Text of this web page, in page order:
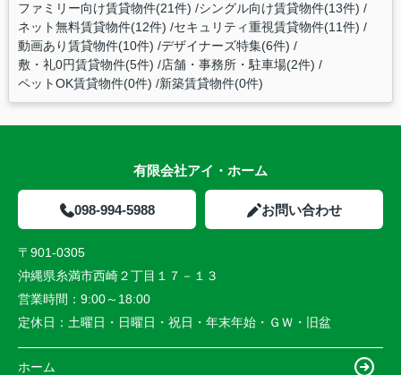
ファミリー向け賃貸物件(21件) シングル向け賃貸物件(13件)
ネット無料賃貸物件(12件) セキュリティ重視賃貸物件(11件)
動画あり賃貸物件(10件) デザイナーズ特集(6件)
敷・礼0円賃貸物件(5件) 店舗・事務所・駐車場(2件)
ペットOK賃貸物件(0件) 新築賃貸物件(0件)
有限会社アイ・ホーム
098-994-5988 お問い合わせ
〒901-0305
沖縄県糸満市西崎２丁目１７－１３
営業時間： 9:00～18:00
定休日： 土曜日・日曜日・祝日・年末年始・ＧＷ・旧盆
ホーム